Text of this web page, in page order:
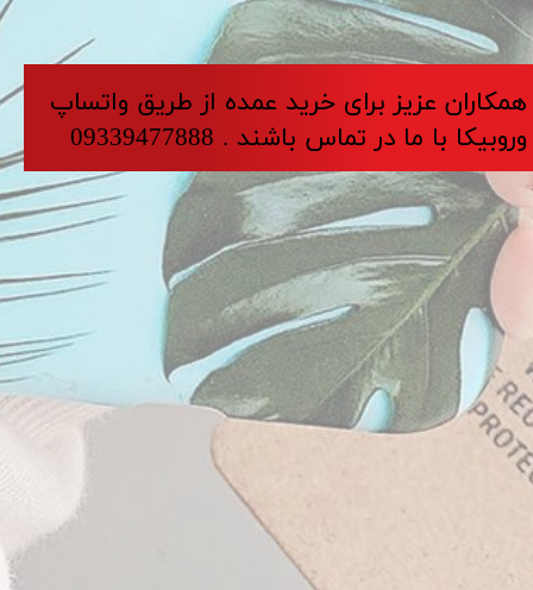
​​​همکاران عزیز برای خرید عمده از طریق واتساپ
وروبیکا با ما در تماس باشند . 09339477888